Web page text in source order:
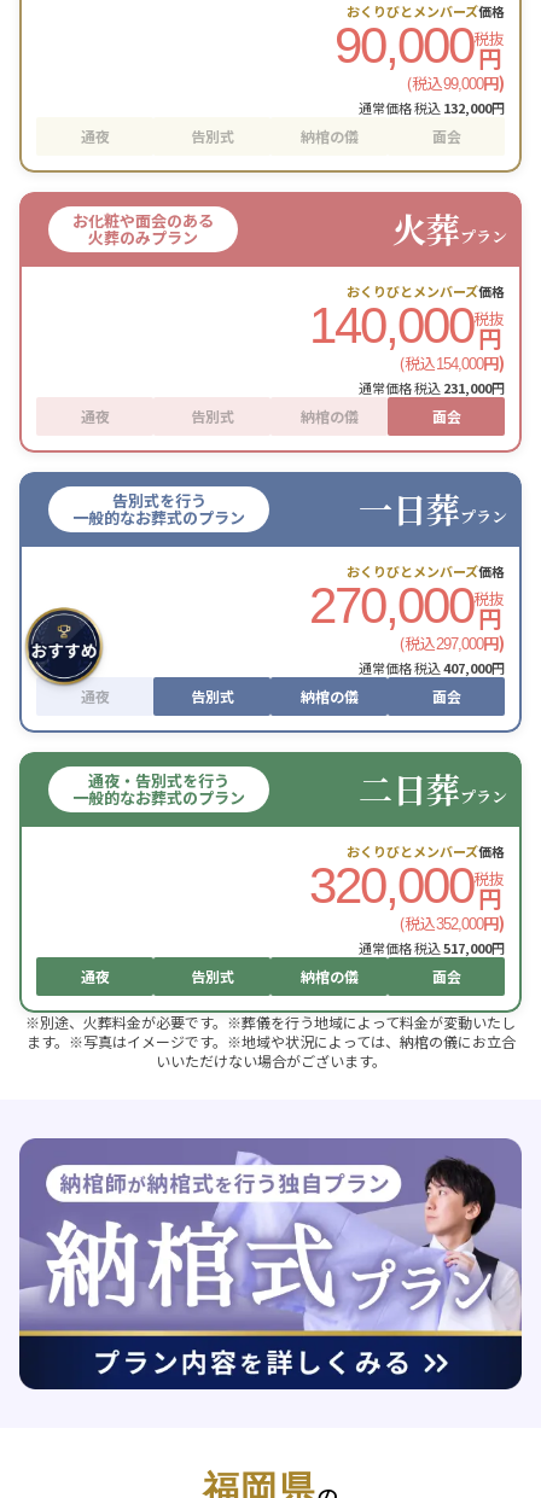
おくりびとメンバーズ価格
90,000税抜
円
(税込99,000円)
通常価格 税込132,000円
通夜 告別式 納棺の儀 面会
お化粧や面会のある
火葬のみプラン 火葬プラン
おくりびとメンバーズ価格
140,000税抜
円
(税込154,000円)
通常価格 税込231,000円
通夜 告別式 納棺の儀 面会
告別式を行う
一般的なお葬式のプラン 一日葬プラン
おくりびとメンバーズ価格
270,000税抜
円
(税込297,000円)
通常価格 税込407,000円
通夜 告別式 納棺の儀 面会
通夜・告別式を行う
一般的なお葬式のプラン 二日葬プラン
おくりびとメンバーズ価格
320,000税抜
円
(税込352,000円)
通常価格 税込517,000円
通夜 告別式 納棺の儀 面会
※別途、火葬料金が必要です。※葬儀を行う地域によって料金が変動いたし
ます。※写真はイメージです。※地域や状況によっては、納棺の儀にお立合
いいただけない場合がございます。
福岡県